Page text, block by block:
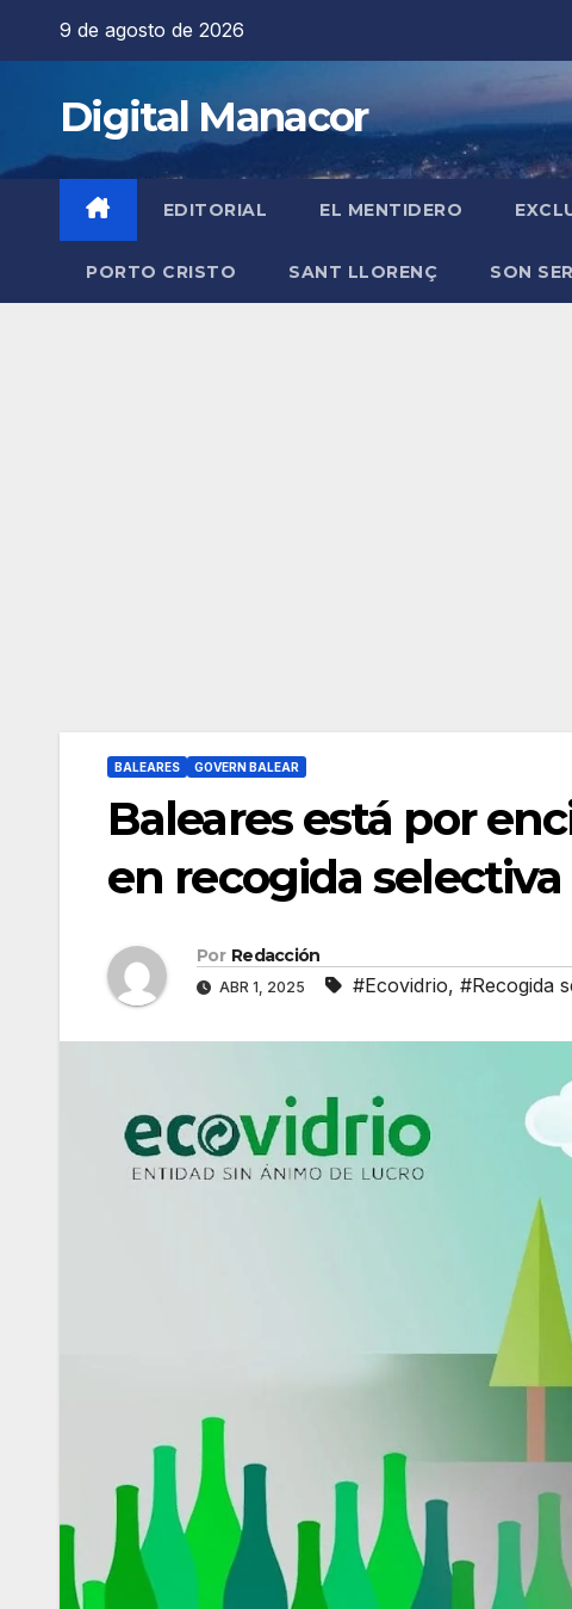
9 de agosto de 2026
Digital Manacor
EDITORIAL EL MENTIDERO
PORTO CRISTO SANT LLORENÇ SON
BALEARES GOVERN BALEAR
Baleares está por
en recogida
Por Redacción
ABR 1, 2025 #Ecovidrio, #Recogida